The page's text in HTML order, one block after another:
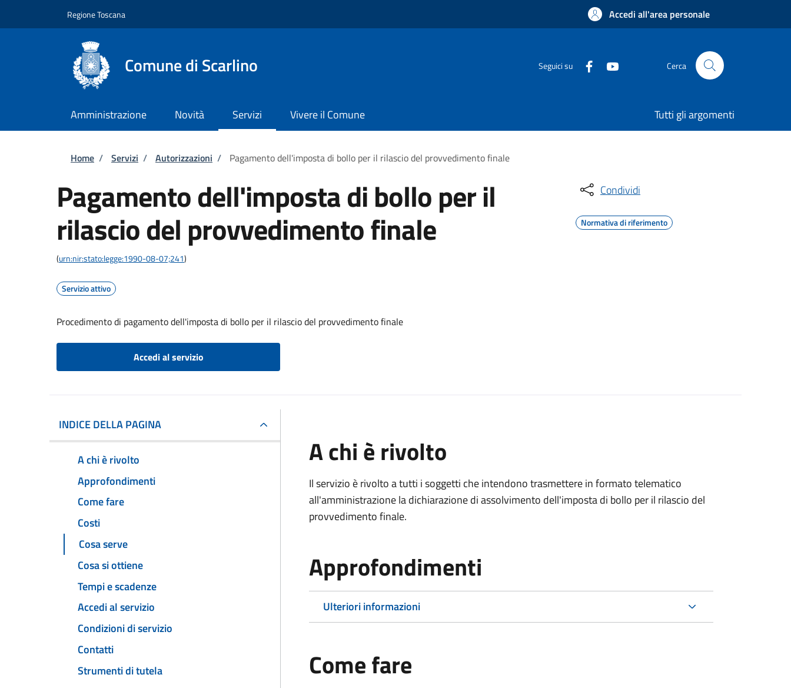
Regione Toscana Accedi all'area personale
Comune di Scarlino Seguici su Cerca
Amministrazione Novità Servizi Vivere il Comune Tutti gli argomenti
Briciole di pane
Home / Servizi / Autorizzazioni / Pagamento dell'imposta di bollo per il rilascio del provvedimento finale
Pagamento dell'imposta di bollo per il
rilascio del provvedimento finale
(urn:nir:stato:legge:1990-08-07;241)
Servizio attivo
Procedimento di pagamento dell'imposta di bollo per il rilascio del provvedimento finale
Accedi al servizio
Condividi
Normativa di riferimento
INDICE DELLA PAGINA
A chi è rivolto
Approfondimenti
Come fare
Costi
Cosa serve
Cosa si ottiene
Tempi e scadenze
Accedi al servizio
Condizioni di servizio
Contatti
Strumenti di tutela
A chi è rivolto
Il servizio è rivolto a tutti i soggetti che intendono trasmettere in formato telematico
all'amministrazione la dichiarazione di assolvimento dell'imposta di bollo per il rilascio del
provvedimento finale.
Approfondimenti
Ulteriori informazioni
Come fare